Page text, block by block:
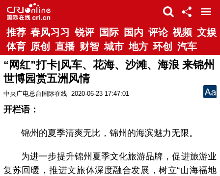
推荐 春风习习 锐评 国际 国内 评论 视频 文娱
体育 原创 直播 财智 城市 地方 环创 汽车
“网红”打卡|风车、花海、沙滩、海浪 来锦州
世博园赏五洲风情
中央广电总台国际在线 2020-06-23 17:47:01
开栏语：
锦州的夏季清爽无比，锦州的海滨魅力无限。
为进一步提升锦州夏季文化旅游品牌，促进旅游业
复苏回暖，推进文旅体深度融合发展，树立“山海福地